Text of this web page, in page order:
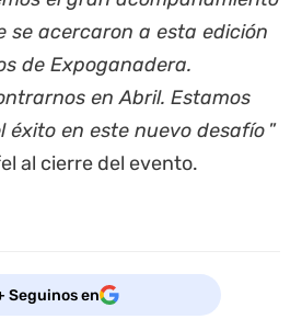
se acercaron a esta edición
de Expoganadera.
en Abril. Estamos
éxito en este nuevo desafío ”
al cierre del evento.
Seguinos en